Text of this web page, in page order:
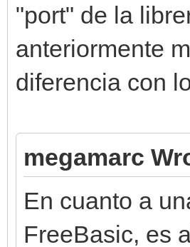
"port" de la
anteriormente
diferencia con
megamarc
En cuanto a
FreeBasic, es